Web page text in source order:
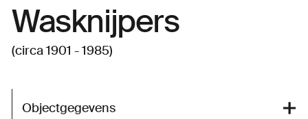
Wasknijpers
(circa 1901 - 1985)
Objectgegevens